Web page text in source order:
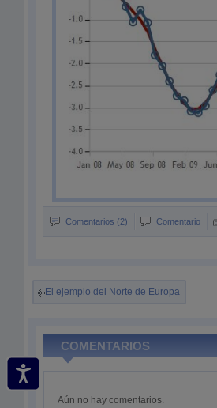
Comentarios (2) Comentario
El ejemplo del Norte de Europa
COMENTARIOS
Aún no hay comentarios.